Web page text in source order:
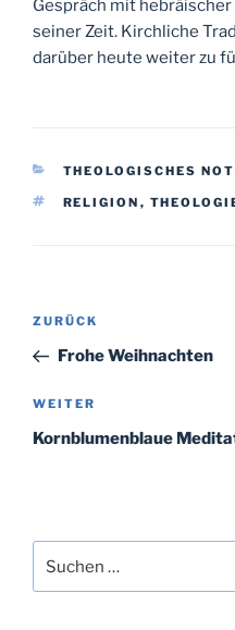
Gespräch mit
seiner Zeit. Kirchliche
darüber heute weiter zu
KATEGORIEN
THEOLOGISCHES
SCHLAGWÖRTER
RELIGION ,
Beitragsnavigation
Vorheriger
Beitrag
ZURÜCK
Frohe Weihnachten
Nächster
Beitrag
WEITER
Kornblumenblaue
nach: